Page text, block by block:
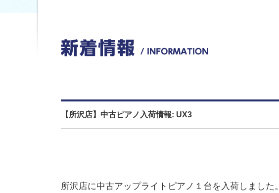
【所沢店】中古ピアノ入荷情報: UX3
所沢店に中古アップライトピアノ１台を入荷しました。